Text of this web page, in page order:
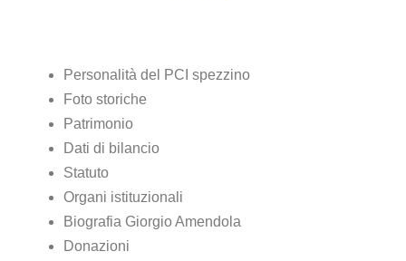
Personalità del PCI spezzino
Foto storiche
Patrimonio
Dati di bilancio
Statuto
Organi istituzionali
Biografia Giorgio Amendola
Donazioni